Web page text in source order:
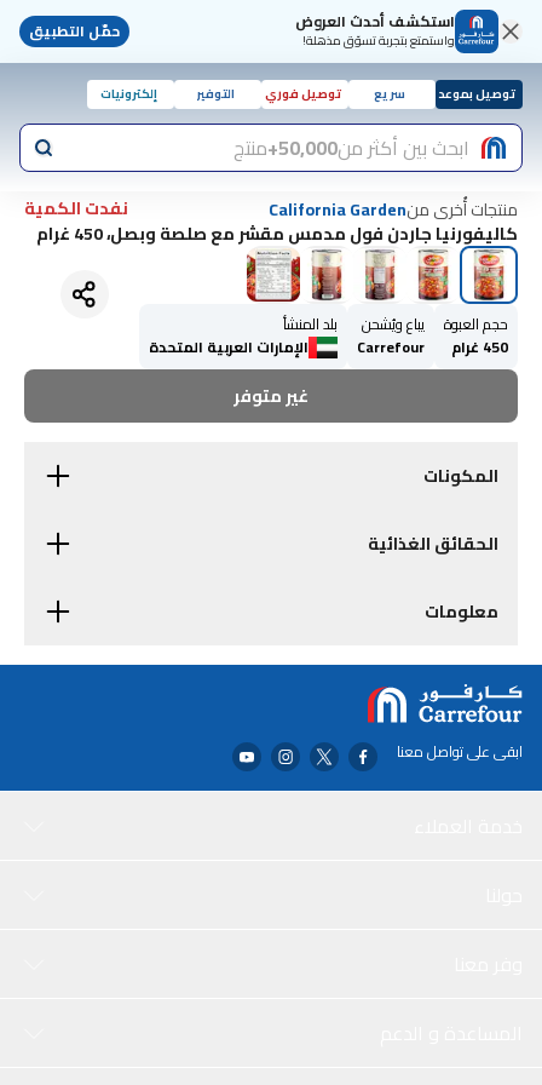
استكشف أحدث العروض
واستمتع بتجربة تسوّق مذهلة! حمّل التطبيق
توصيل بموعد سريع توصيل فوري التوفير إلكترونيات
ابحث بين أكثر من50,000+ منتج
منتجات أُخرى منCalifornia Garden
نفدت الكمية
كاليفورنيا جاردن فول مدمس مقشر مع صلصة وبصل، 450 غرام
حجم العبوة
450 غرام
يباع ويُشحن
Carrefour
بلد المنشأ
الإمارات العربية المتحدة
غير متوفر
المكونات
الحقائق الغذائية
معلومات
ابقى على تواصل معنا